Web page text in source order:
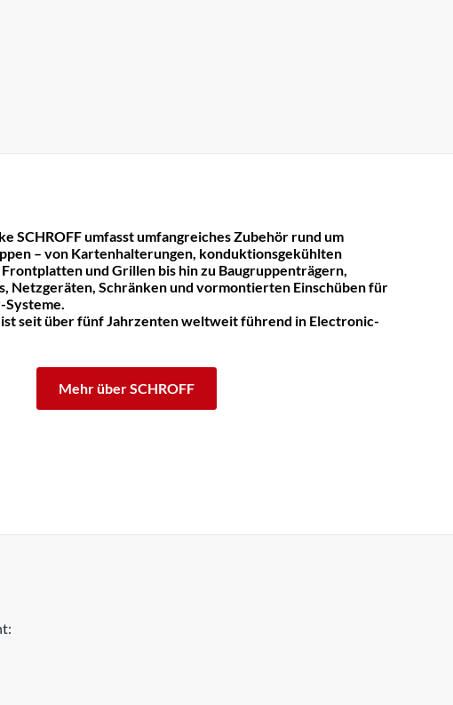
SCHROFF umfasst umfangreiches Zubehör rund um
– von Kartenhalterungen, konduktionsgekühlten
und Grillen bis hin zu Baugruppenträgern,
Netzgeräten, Schränken und vormontierten Einschüben für
Systeme.
ist seit über fünf Jahrzenten weltweit führend in Electronic-
Mehr über SCHROFF